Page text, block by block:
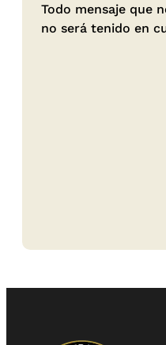
Todo mensaje que
no será tenido en